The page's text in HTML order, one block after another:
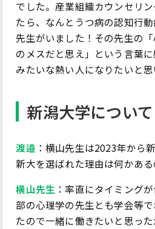
でした。産業組織カウンセリ
たら、なんとうつ病の認知行
先生がいました！その先生の
のメスだと思え」という言葉
みたいな熱い人になりたいと思
新潟大学について
渡邉 ：横山先生は2023年から
新大を選ばれた理由は何かある
横山先生 ：率直にタイミング
部の心理学の先生とも学会等
たので一緒に働きたいと思っ